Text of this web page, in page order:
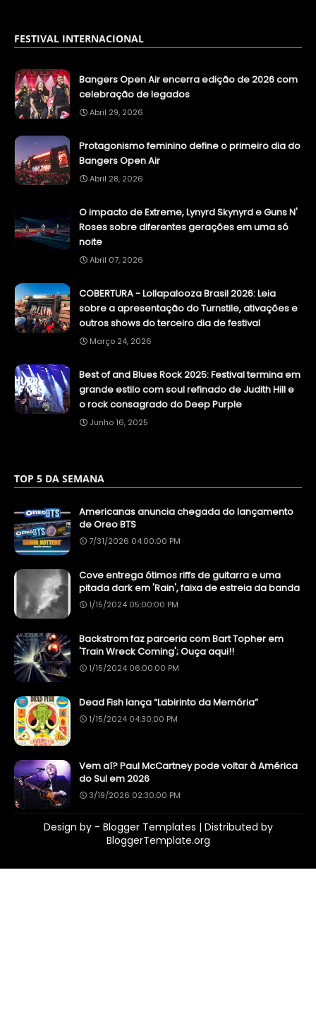
FESTIVAL INTERNACIONAL
Bangers Open Air encerra edição de 2026 com
celebração de legados
Abril 29, 2026
Protagonismo feminino define o primeiro dia do
Bangers Open Air
Abril 28, 2026
O impacto de Extreme, Lynyrd Skynyrd e Guns N'
Roses sobre diferentes gerações em uma só
noite
Abril 07, 2026
COBERTURA - Lollapalooza Brasil 2026: Leia
sobre a apresentação do Turnstile, ativações e
outros shows do terceiro dia de festival
Março 24, 2026
Best of and Blues Rock 2025: Festival termina em
grande estilo com soul refinado de Judith Hill e
o rock consagrado do Deep Purple
Junho 16, 2025
TOP 5 DA SEMANA
Americanas anuncia chegada do lançamento
de Oreo BTS
7/31/2026 04:00:00 PM
Cove entrega ótimos riffs de guitarra e uma
pitada dark em 'Rain', faixa de estreia da banda
1/15/2024 05:00:00 PM
Backstrom faz parceria com Bart Topher em
'Train Wreck Coming'; Ouça aqui!!
1/15/2024 06:00:00 PM
Dead Fish lança “Labirinto da Memória”
1/15/2024 04:30:00 PM
Vem aí? Paul McCartney pode voltar à América
do Sul em 2026
3/19/2026 02:30:00 PM
Design by - Blogger Templates | Distributed by
BloggerTemplate.org